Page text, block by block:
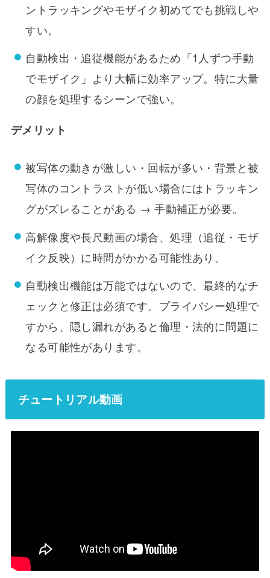
ントラッキングやモザイク初めてでも挑戦しや
すい。
自動検出・追従機能があるため「1人ずつ手動
でモザイク」より大幅に効率アップ。特に大量
の顔を処理するシーンで強い。
デメリット
被写体の動きが激しい・回転が多い・背景と被
写体のコントラストが低い場合にはトラッキン
グがズレることがある → 手動補正が必要。
高解像度や長尺動画の場合、処理（追従・モザ
イク反映）に時間がかかる可能性あり。
自動検出機能は万能ではないので、最終的なチ
ェックと修正は必須です。プライバシー処理で
すから、隠し漏れがあると倫理・法的に問題に
なる可能性があります。
チュートリアル動画